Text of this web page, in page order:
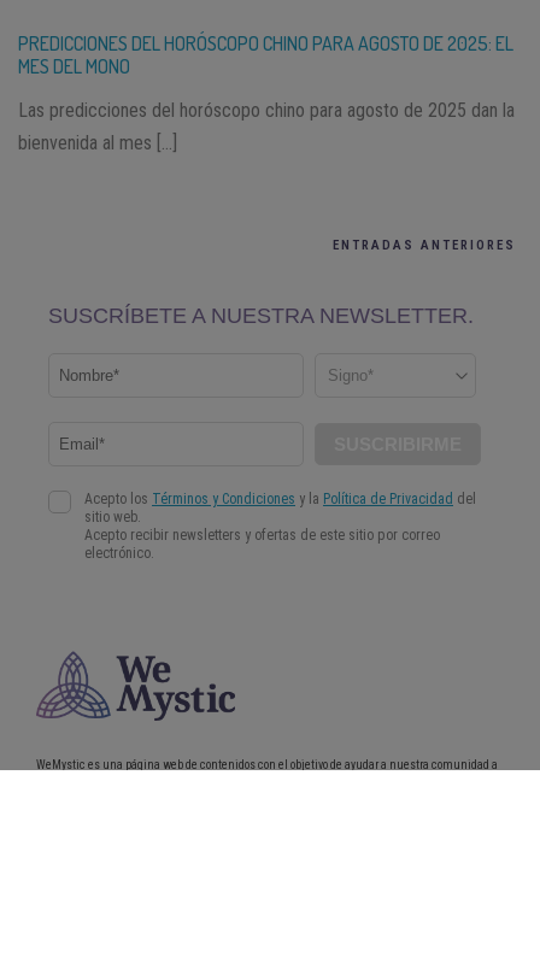
PREDICCIONES DEL HORÓSCOPO CHINO PARA AGOSTO DE 2025: EL
MES DEL MONO
Las predicciones del horóscopo chino para agosto de 2025 dan la
bienvenida al mes […]
ENTRADAS ANTERIORES
WeMystic es una página web de contenidos con el objetivo de ayudar a nuestra comunidad a